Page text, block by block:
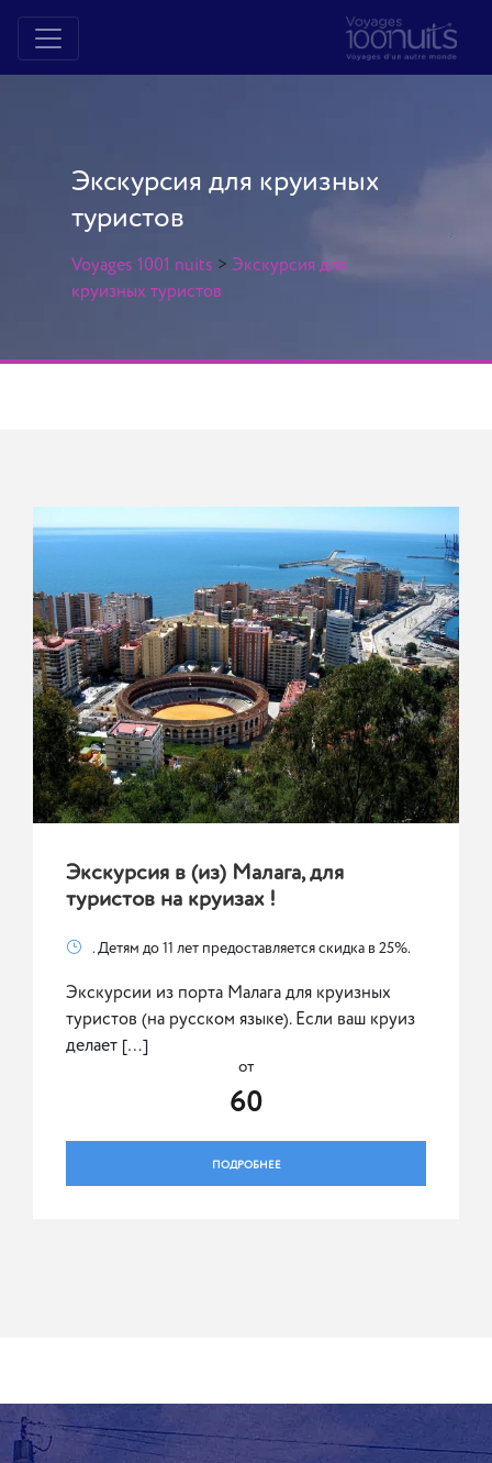
Экскурсия для круизных
туристов
Voyages 1001 nuits > Экскурсия для
круизных туристов
Экскурсия в (из) Малага, для
туристов на круизах !
. Детям до 11 лет предоставляется скидка в 25%.
Экскурсии из порта Малага для круизных
туристов (на русском языке). Если ваш круиз
делает […]
от
60
ПОДРОБНЕЕ